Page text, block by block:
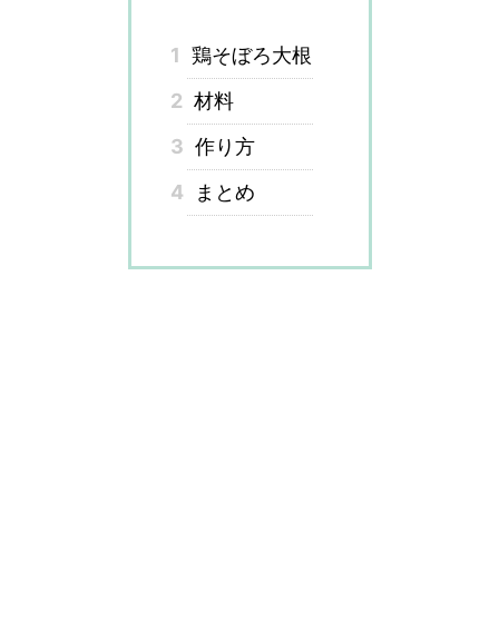
1 鶏そぼろ大根
2 材料
3 作り方
4
まとめ